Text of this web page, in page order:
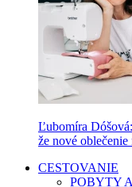
Ľubomíra
že nové oblečenie
CESTOVANIE
POBYTY